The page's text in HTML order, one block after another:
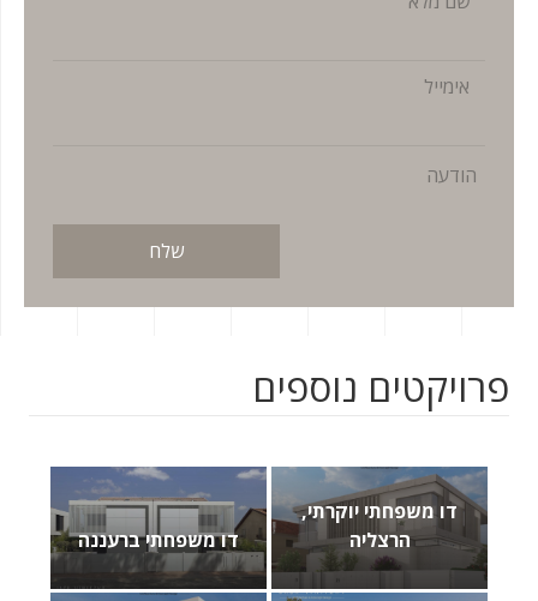
פרויקטים נוספים
דו משפחתי ברעננה
דו משפחתי יוקרתי,
הרצליה